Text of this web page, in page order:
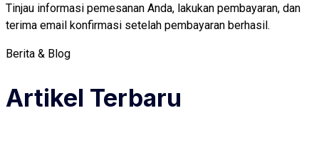
Tinjau informasi pemesanan Anda, lakukan pembayaran, dan
terima email konfirmasi setelah pembayaran berhasil.
Berita & Blog
Artikel Terbaru